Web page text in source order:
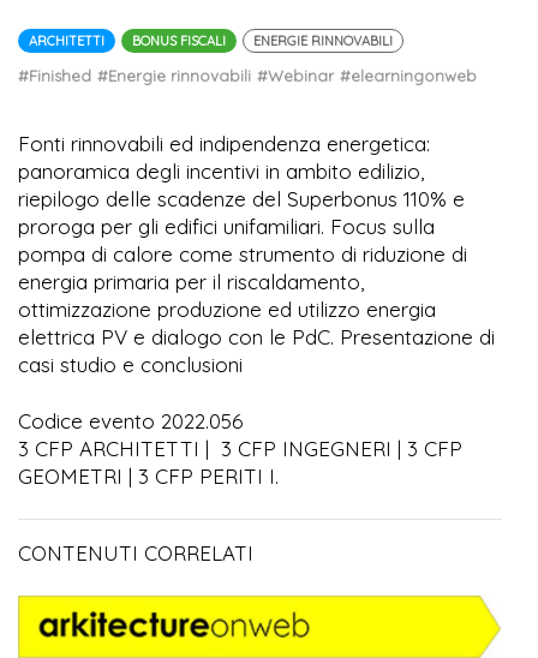
ARCHITETTI BONUS FISCALI ENERGIE RINNOVABILI
#Finished #Energie rinnovabili #Webinar #elearningonweb
Fonti rinnovabili ed indipendenza energetica:
panoramica degli incentivi in ambito edilizio,
riepilogo delle scadenze del Superbonus 110% e
proroga per gli edifici unifamiliari. Focus sulla
pompa di calore come strumento di riduzione di
energia primaria per il riscaldamento,
ottimizzazione produzione ed utilizzo energia
elettrica PV e dialogo con le PdC. Presentazione di
casi studio e conclusioni
Codice evento 2022.056
3 CFP ARCHITETTI | 3 CFP INGEGNERI | 3 CFP
GEOMETRI | 3 CFP PERITI I.
CONTENUTI CORRELATI